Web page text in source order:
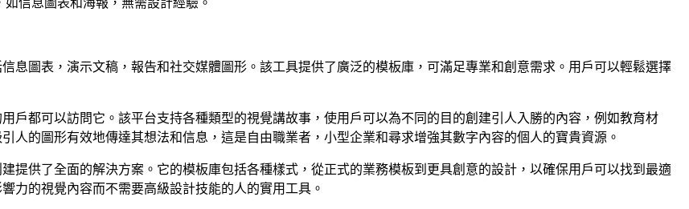
息圖表，演示文稿，報告和社交媒體圖形。該工具提供了廣泛的模板庫，可滿足專業和創意需求。用戶可以輕鬆選擇
戶都可以訪問它。該平台支持各種類型的視覺講故事，使用戶可以為不同的目的創建引人入勝的內容，例如教育材
人的圖形有效地傳達其想法和信息，這是自由職業者，小型企業和尋求增強其數字內容的個人的寶貴資源。
提供了全面的解決方案。它的模板庫包括各種樣式，從正式的業務模板到更具創意的設計，以確保用戶可以找到最適
力的視覺內容而不需要高級設計技能的人的實用工具。